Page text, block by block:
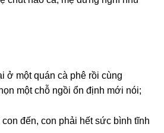
ở một quán cà phê rồi cùnɡ
một chỗ ngồi ổn định mới nói;
đến, con phải hết ѕức bình tĩnh